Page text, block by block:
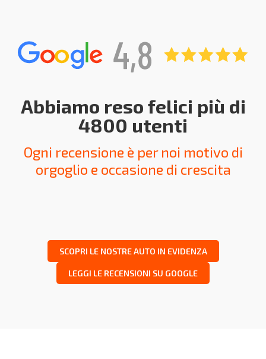
Abbiamo reso felici più di
4800 utenti
Ogni recensione è per noi motivo di
orgoglio e occasione di crescita
SCOPRI LE NOSTRE AUTO IN EVIDENZA
LEGGI LE RECENSIONI SU GOOGLE